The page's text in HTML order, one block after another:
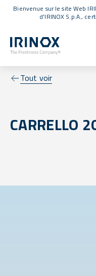
Bienvenue sur le site Web
d'IRINOX S.p.A.,
Tout voir
CARRELLO